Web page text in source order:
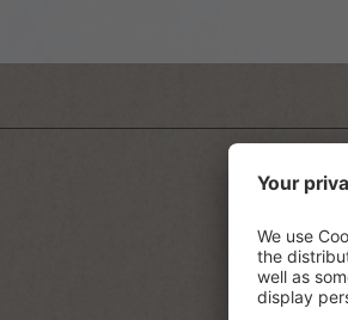
Der
entlang
Liste, die
Hause.